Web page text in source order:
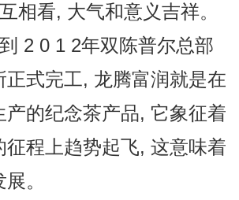
相看, 大气和意义吉祥。
2 0 1 2年双陈普尔总部
正式完工, 龙腾富润就是在
产的纪念茶产品, 它象征着
征程上趋势起飞, 这意味着
。